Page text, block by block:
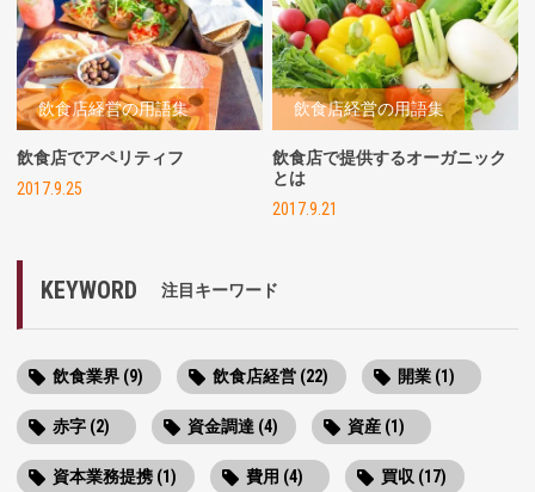
飲食店経営の用語集
飲食店でアペリティフ
2017.9.25
飲食店経営の用語集
飲食店で提供するオーガニック
とは
2017.9.21
KEYWORD 注目キーワード
飲食業界 (9) 飲食店経営 (22) 開業 (1)
赤字 (2) 資金調達 (4) 資産 (1)
資本業務提携 (1) 費用 (4) 買収 (17)